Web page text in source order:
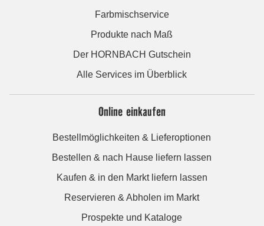
Farbmischservice
Produkte nach Maß
Der HORNBACH Gutschein
Alle Services im Überblick
Online einkaufen
Bestellmöglichkeiten & Lieferoptionen
Bestellen & nach Hause liefern lassen
Kaufen & in den Markt liefern lassen
Reservieren & Abholen im Markt
Prospekte und Kataloge